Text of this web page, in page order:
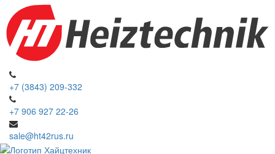
+7 (3843) 209-332
+7 906 927 22-26
sale@ht42rus.ru